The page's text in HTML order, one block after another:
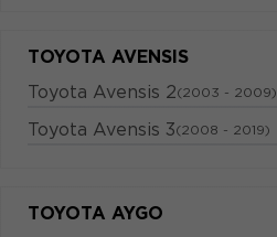
TOYOTA AVENSIS
Toyota Avensis 2(2003 - 2009)
Toyota Avensis 3(2008 - 2019)
TOYOTA AYGO